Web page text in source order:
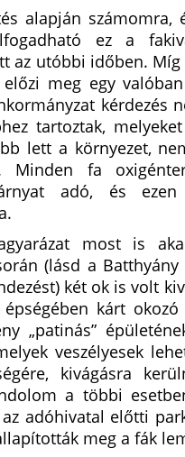
alapján
ez a
az utóbbi időben. Míg
előzi meg egy
kérdezés
tartoztak,
lett a környezet,
Minden fa
adó, és
most is
(lásd a Batthyány
két ok is volt
kárt
„patinás”
veszélyesek
kivágásra
a többi
adóhivatal előtti
meg a fák